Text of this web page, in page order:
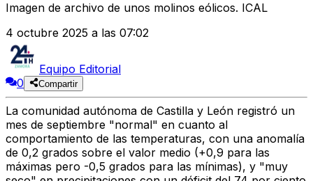
Imagen de archivo de unos molinos eólicos. ICAL
4 octubre 2025 a las 07:02
Equipo Editorial
0
Compartir
La comunidad autónoma de Castilla y León registró un
mes de septiembre "normal" en cuanto al
comportamiento de las temperaturas, con una anomalía
de 0,2 grados sobre el valor medio (+0,9 para las
máximas pero -0,5 grados para las mínimas), y "muy